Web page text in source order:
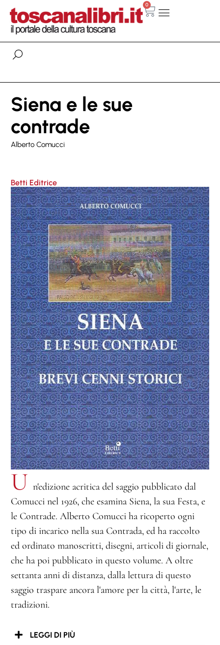
0
Siena e le sue
contrade
Alberto Comucci
Betti Editrice
U n'edizione acritica del saggio pubblicato dal
Comucci nel 1926, che esamina Siena, la sua Festa, e
le Contrade. Alberto Comucci ha ricoperto ogni
tipo di incarico nella sua Contrada, ed ha raccolto
ed ordinato manoscritti, disegni, articoli di giornale,
che ha poi pubblicato in questo volume. A oltre
settanta anni di distanza, dalla lettura di questo
saggio traspare ancora l'amore per la città, l'arte, le
tradizioni.
LEGGI DI PIÙ